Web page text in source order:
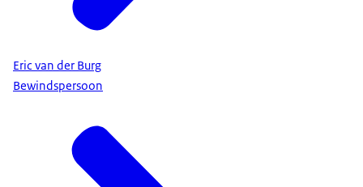
Eric van der Burg
Bewindspersoon